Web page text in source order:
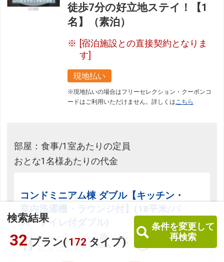
検索結果
32 プラン( 172 タイプ)
条件を変更して
再検索
徒歩7分の好立地ステイ！【1
名】（素泊）
[宿泊施設との直接契約となりま
す]
現地払い
※現地払いの場合はフリーセレクション・クーポンコ
ードはご利用いただけません。詳しくはこちら
部屋：食事/1室あたりの定員
おとな1名様あたりの代金
コンドミニアム棟 ダブル【キッチン・
室内洗濯機・ラウンジ付】(18平米/バ
ス・トイレ付ダブル)
1名